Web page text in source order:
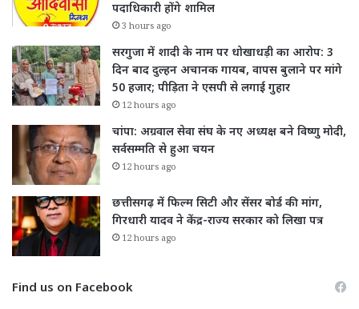
पदाधिकारी होंगे शामिल
3 hours ago
सरगुजा में शादी के नाम पर धोखाधड़ी का आरोप: 3
दिन बाद दुल्हन अचानक गायब, वापस बुलाने पर मांगे
50 हजार; पीड़िता ने एसपी से लगाई गुहार
12 hours ago
चांपा: अग्रवाल सेवा संघ के नए अध्यक्ष बने विष्णु मोदी,
सर्वसम्मति से हुआ चयन
12 hours ago
छत्तीसगढ़ में फिल्म सिटी और सेंसर बोर्ड की मांग,
गिरधारी यादव ने केंद्र-राज्य सरकार को लिखा पत्र
12 hours ago
Find us on Facebook